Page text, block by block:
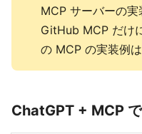
MCP サーバーの
GitHub MCP だけ
の MCP の実装例は
ChatGPT + MCP